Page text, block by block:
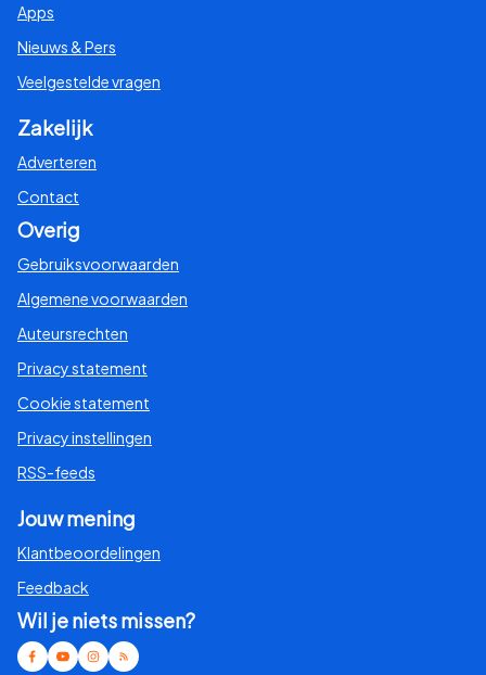
Apps
Nieuws & Pers
Veelgestelde vragen
Zakelijk
Adverteren
Contact
Overig
Gebruiksvoorwaarden
Algemene voorwaarden
Auteursrechten
Privacy statement
Cookie statement
Privacy instellingen
RSS-feeds
Jouw mening
Klantbeoordelingen
Feedback
Wil je niets missen?